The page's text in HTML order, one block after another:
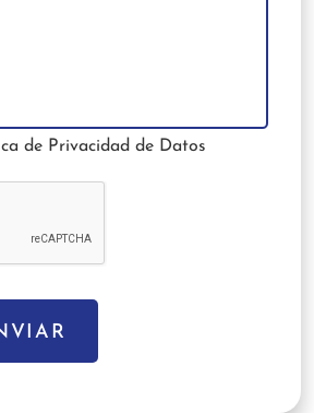
de Privacidad de Datos